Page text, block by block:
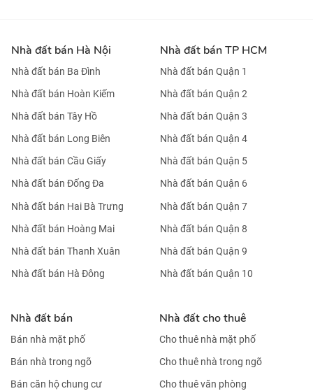
Nhà đất bán Hà Nội
Nhà đất bán Ba Đình
Nhà đất bán Hoàn Kiếm
Nhà đất bán Tây Hồ
Nhà đất bán Long Biên
Nhà đất bán Cầu Giấy
Nhà đất bán Đống Đa
Nhà đất bán Hai Bà Trưng
Nhà đất bán Hoàng Mai
Nhà đất bán Thanh Xuân
Nhà đất bán Hà Đông
Nhà đất bán TP HCM
Nhà đất bán Quận 1
Nhà đất bán Quận 2
Nhà đất bán Quận 3
Nhà đất bán Quận 4
Nhà đất bán Quận 5
Nhà đất bán Quận 6
Nhà đất bán Quận 7
Nhà đất bán Quận 8
Nhà đất bán Quận 9
Nhà đất bán Quận 10
Nhà đất bán
Bán nhà mặt phố
Bán nhà trong ngõ
Bán căn hộ chung cư
Nhà đất cho thuê
Cho thuê nhà mặt phố
Cho thuê nhà trong ngõ
Cho thuê văn phòng